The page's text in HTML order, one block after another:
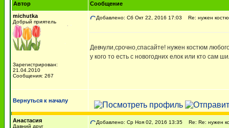
Автор
Сообщение
michutka
Добрый приятель
Зарегистрирован:
21.04.2010
Сообщения: 267
Добавлено: Сб Окт 22, 2016 17:03 Re: нужен
Девчули,срочно,спасайте! нужен костюм
у кого то есть с новогодних елок или кто сам
Вернуться к началу
Анастасия
Давний друг
Добавлено: Ср Ноя 02, 2016 13:35 Re: Re: нужен